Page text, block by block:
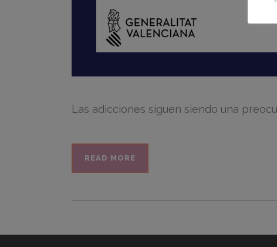
Las adicciones siguen siendo una
READ MORE